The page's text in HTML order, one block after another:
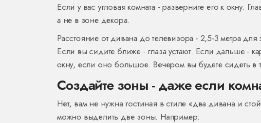
Если у вас угловая комната - разверните его к окну.
а не в зоне декора.
Расстояние от дивана до телевизора - 2,5-3 метра
Если вы сидите ближе - глаза устают. Если дальше -
окну, если оно большое. Вечером вы будете сидеть в
Создайте зоны - даже если
Нет, вам не нужна гостиная в стиле «два дивана и
можно выделить две зоны. Например: